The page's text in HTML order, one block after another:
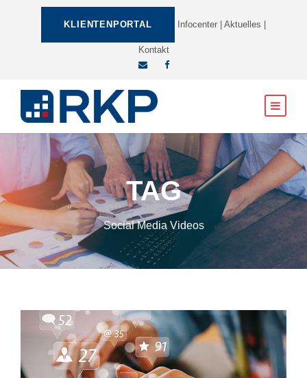
KLIENTENPORTAL Infocenter| Aktuelles
Kontakt
TAG
Social Media Videos